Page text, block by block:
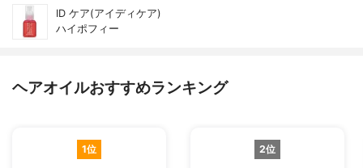
ID ケア(アイディケア)
ハイポフィー
ヘアオイルおすすめランキング
1位 2位